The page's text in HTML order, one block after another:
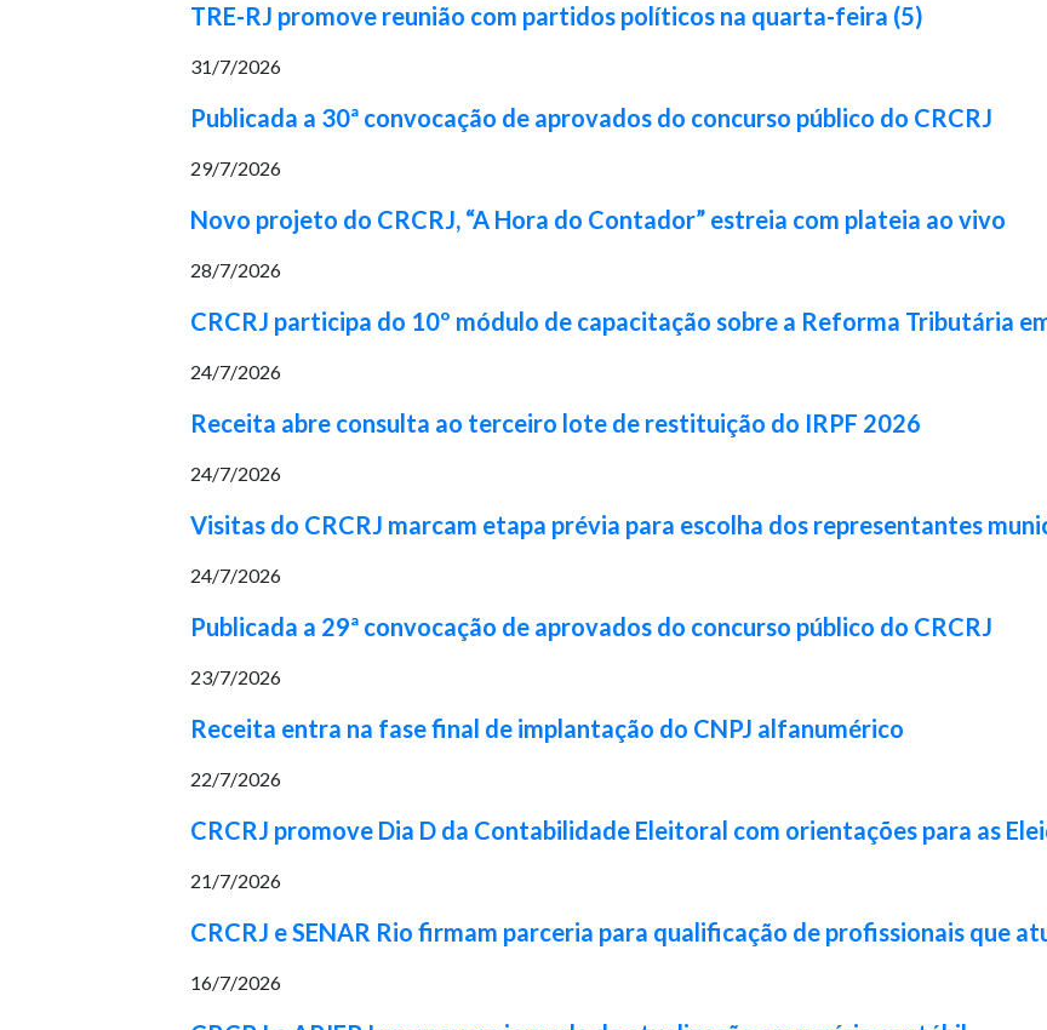
TRE-RJ promove reunião com partidos políticos na quarta-feira (5)
31/7/2026
Publicada a 30ª convocação de aprovados do concurso público do CRCRJ
29/7/2026
Novo projeto do CRCRJ, “A Hora do Contador” estreia com plateia ao vivo
28/7/2026
CRCRJ participa do 10º módulo de capacitação sobre a Reforma Tributária
24/7/2026
Receita abre consulta ao terceiro lote de restituição do IRPF 2026
24/7/2026
Visitas do CRCRJ marcam etapa prévia para escolha dos representantes
24/7/2026
Publicada a 29ª convocação de aprovados do concurso público do CRCRJ
23/7/2026
Receita entra na fase final de implantação do CNPJ alfanumérico
22/7/2026
CRCRJ promove Dia D da Contabilidade Eleitoral com orientações para as
21/7/2026
CRCRJ e SENAR Rio firmam parceria para qualificação de profissionais que
16/7/2026